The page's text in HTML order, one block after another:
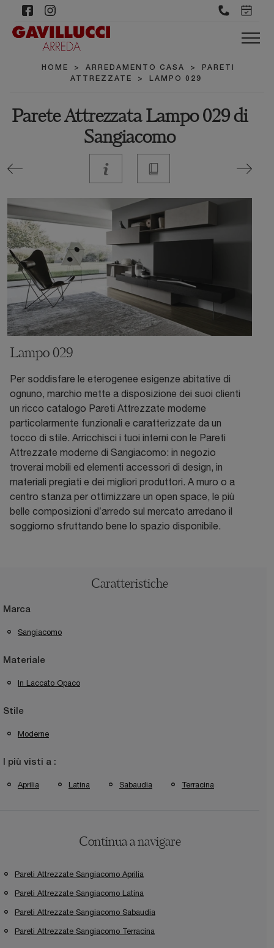
HOME > ARREDAMENTO CASA >
PARETI
ATTREZZATE
> LAMPO 029
Parete Attrezzata Lampo 029 di
Sangiacomo
Lampo 029
Per soddisfare le eterogenee esigenze abitative di
ognuno, marchio mette a disposizione dei suoi clienti
un ricco catalogo Pareti Attrezzate moderne
particolarmente funzionali e caratterizzate da un
tocco di stile. Arricchisci i tuoi interni con le Pareti
Attrezzate moderne di Sangiacomo: in negozio
troverai mobili ed elementi accessori di design, in
materiali pregiati e dei migliori produttori. A muro o a
centro stanza per ottimizzare un open space, le più
belle composizioni d’arredo sul mercato arredano il
soggiorno sfruttando bene lo spazio disponibile.
Caratteristiche
Marca
Sangiacomo
Materiale
In Laccato Opaco
Stile
Moderne
I più visti a :
Aprilia Latina Sabaudia Terracina
Continua a navigare
Pareti Attrezzate Sangiacomo Aprilia
Pareti Attrezzate Sangiacomo Latina
Pareti Attrezzate Sangiacomo Sabaudia
Pareti Attrezzate Sangiacomo Terracina